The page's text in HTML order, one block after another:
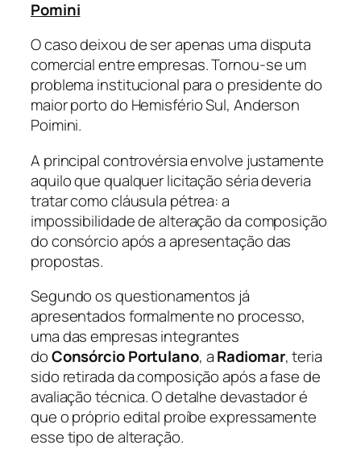
Pomini
O caso deixou de ser apenas uma disputa
comercial entre empresas. Tornou-se um
problema institucional para o presidente do
maior porto do Hemisfério Sul, Anderson
Poimini.
A principal controvérsia envolve justamente
aquilo que qualquer licitação séria deveria
tratar como cláusula pétrea: a
impossibilidade de alteração da composição
do consórcio após a apresentação das
propostas.
Segundo os questionamentos já
apresentados formalmente no processo,
uma das empresas integrantes
doConsórcio Portulano, aRadiomar, teria
sido retirada da composição após a fase de
avaliação técnica. O detalhe devastador é
que o próprio edital proíbe expressamente
esse tipo de alteração.